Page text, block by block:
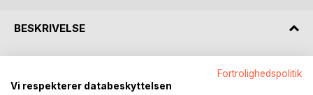
BESKRIVELSE
Et PS fra Brande er postscriptum for de øvrige bøger
udgivet omkring Brande:
Fortrolighedspolitik
Vi respekterer databeskyttelsen